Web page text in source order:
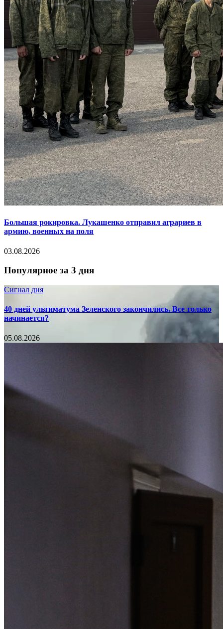
Большая рокировка. Лукашенко отправил аграриев в
армию, военных на поля
03.08.2026
Популярное за 3 дня
Сигнал дня
40 дней ультиматума Зеленского закончились. Все только
начинается?
05.08.2026